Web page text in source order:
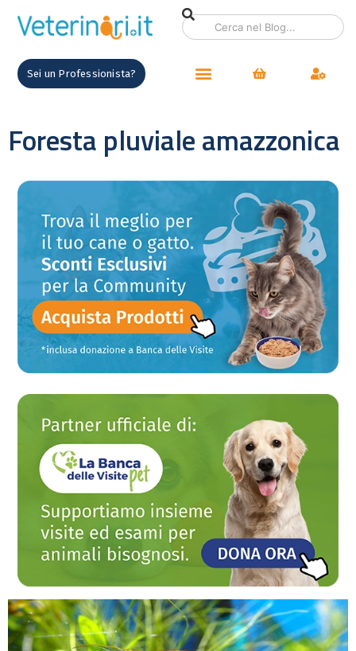
Sei un Professionista?
Foresta pluviale amazzonica